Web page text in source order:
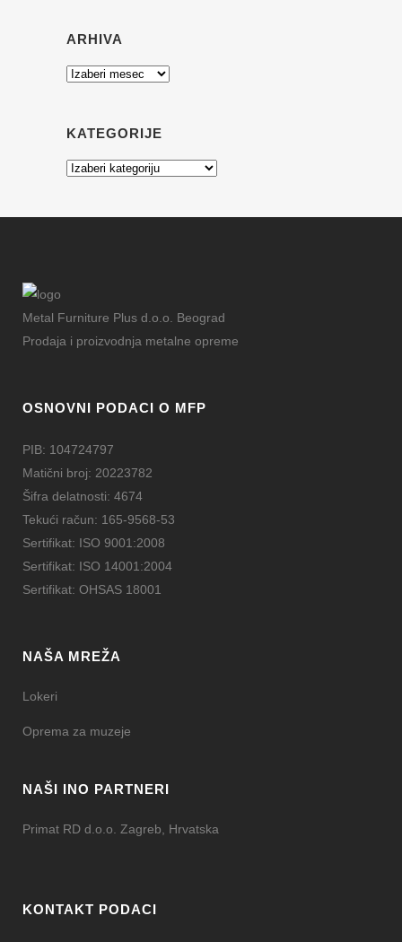
ARHIVA
Arhiva
KATEGORIJE
Kategorije
Metal Furniture Plus d.o.o. Beograd
Prodaja i proizvodnja metalne opreme
OSNOVNI PODACI O MFP
PIB: 104724797
Matični broj: 20223782
Šifra delatnosti: 4674
Tekući račun: 165-9568-53
Sertifikat: ISO 9001:2008
Sertifikat: ISO 14001:2004
Sertifikat: OHSAS 18001
NAŠA MREŽA
Lokeri
Oprema za muzeje
NAŠI INO PARTNERI
Primat RD d.o.o. Zagreb, Hrvatska
KONTAKT PODACI